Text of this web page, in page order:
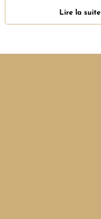
Lire la suite